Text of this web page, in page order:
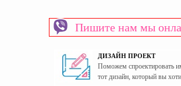
Пол Универсальный
Пишите нам мы
ДИЗАЙН ПРОЕКТ
Поможем спроектировать
тот дизайн, который вы